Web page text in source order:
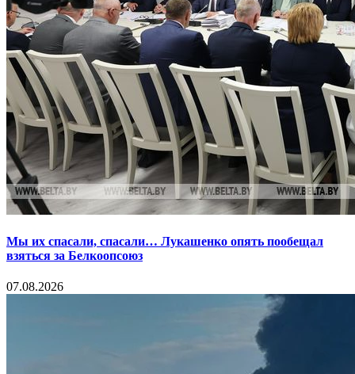
Мы их спасали, спасали… Лукашенко опять пообещал
взяться за Белкоопсоюз
07.08.2026